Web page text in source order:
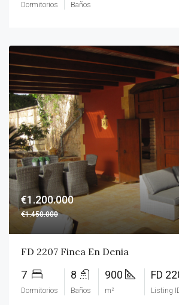
Dormitorios Baños
€1.200.000
€1.450.000
FD 2207 Finca En Denia
7
Dormitorios
8
Baños
900
m²
FD
Listing